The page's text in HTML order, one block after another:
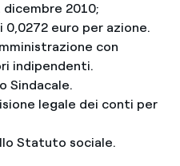
2010;
euro per azione.
con
indipendenti.
Sindacale.
legale dei conti per
Statuto sociale.